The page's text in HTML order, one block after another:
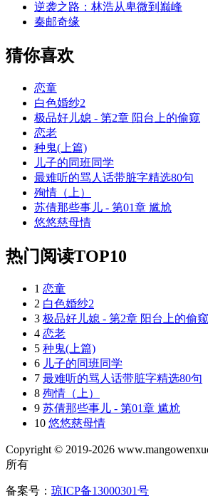
逆袭之路：林浩从卑微到巅峰
秦邮奇缘
猜你喜欢
恋童
白色婚纱2
极品好儿媳 - 第2章 阳台上的偷窥
恋老
种鬼(上篇)
儿子的同班同学
最难听的骂人话带脏字精选80句
殉情（上）
苏倩那些事儿 - 第01章 尴尬
悠悠慈母情
热门阅读TOP10
1 恋童
2 白色婚纱2
3 极品好儿媳 - 第2章 阳台上的偷窥
4 恋老
5 种鬼(上篇)
6 儿子的同班同学
7 最难听的骂人话带脏字精选80句
8 殉情（上）
9 苏倩那些事儿 - 第01章 尴尬
10 悠悠慈母情
Copyright © 2019-2026
所有
备案号： 琼ICP备13000301号